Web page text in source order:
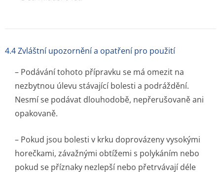
4.4 Zvláštní upozornění a opatření pro použití
– Podávání tohoto přípravku se má omezit na
nezbytnou úlevu stávající bolesti a podráždění.
Nesmí se podávat dlouhodobě, nepřerušovaně ani
opakovaně.
– Pokud jsou bolesti v krku doprovázeny vysokými
horečkami, závažnými obtížemi s polykáním nebo
pokud se příznaky nezlepší nebo přetrvávají déle